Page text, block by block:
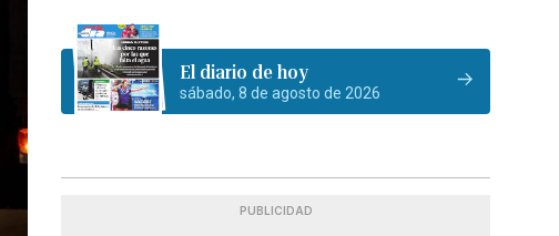
El diario de hoy
sábado, 8 de agosto de 2026
PUBLICIDAD